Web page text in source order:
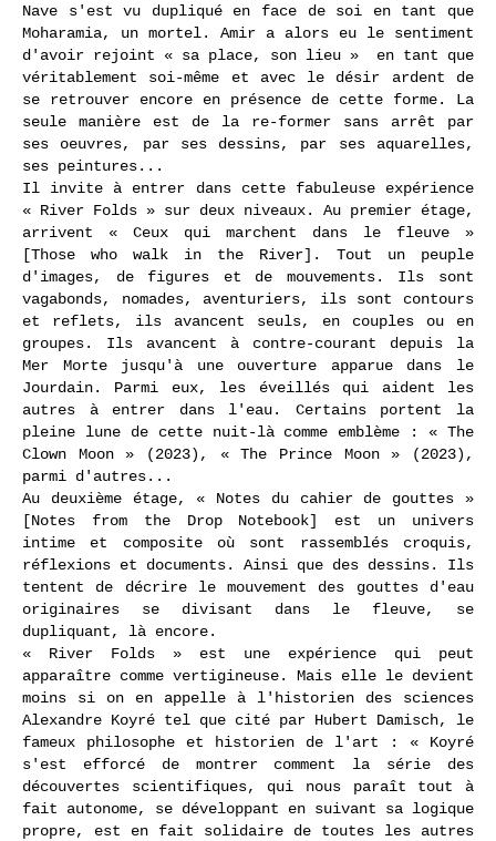
Nave s'est vu dupliqué en face de soi en tant que
Moharamia, un mortel. Amir a alors eu le sentiment
d'avoir rejoint « sa place, son lieu » en tant que
véritablement soi-même et avec le désir ardent de
se retrouver encore en présence de cette forme. La
seule manière est de la re-former sans arrêt par
ses oeuvres, par ses dessins, par ses aquarelles,
ses peintures...
Il invite à entrer dans cette fabuleuse expérience
« River Folds » sur deux niveaux. Au premier étage,
arrivent « Ceux qui marchent dans le fleuve »
[Those who walk in the River]. Tout un peuple
d'images, de figures et de mouvements. Ils sont
vagabonds, nomades, aventuriers, ils sont contours
et reflets, ils avancent seuls, en couples ou en
groupes. Ils avancent à contre-courant depuis la
Mer Morte jusqu'à une ouverture apparue dans le
Jourdain. Parmi eux, les éveillés qui aident les
autres à entrer dans l'eau. Certains portent la
pleine lune de cette nuit-là comme emblème : « The
Clown Moon » (2023), « The Prince Moon » (2023),
parmi d'autres...
Au deuxième étage, « Notes du cahier de gouttes »
[Notes from the Drop Notebook] est un univers
intime et composite où sont rassemblés croquis,
réflexions et documents. Ainsi que des dessins. Ils
tentent de décrire le mouvement des gouttes d'eau
originaires se divisant dans le fleuve, se
dupliquant, là encore.
« River Folds » est une expérience qui peut
apparaître comme vertigineuse. Mais elle le devient
moins si on en appelle à l'historien des sciences
Alexandre Koyré tel que cité par Hubert Damisch, le
fameux philosophe et historien de l'art : « Koyré
s'est efforcé de montrer comment la série des
découvertes scientifiques, qui nous paraît tout à
fait autonome, se développant en suivant sa logique
propre, est en fait solidaire de toutes les autres